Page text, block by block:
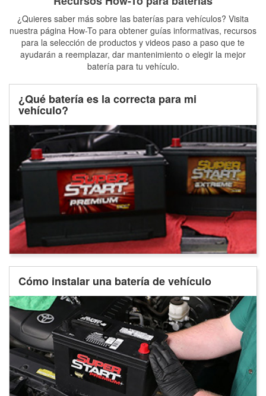
¿Quieres saber más sobre las baterías para vehículos? Visita
nuestra página How-To para obtener guías informativas, recursos
para la selección de productos y videos paso a paso que te
ayudarán a reemplazar, dar mantenimiento o elegir la mejor
batería para tu vehículo.
¿Qué batería es la correcta para mi
vehículo?
Cómo instalar una batería de vehículo